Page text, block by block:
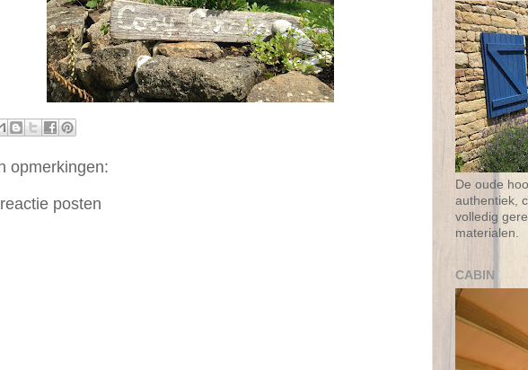
opmerkingen:
posten
De oude
authentiek,
volledig
materialen.
CABIN